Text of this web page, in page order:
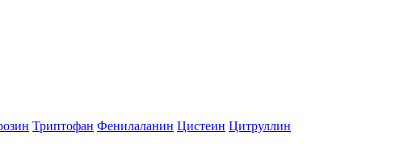
Триптофан Фенилаланин Цистеин Цитруллин